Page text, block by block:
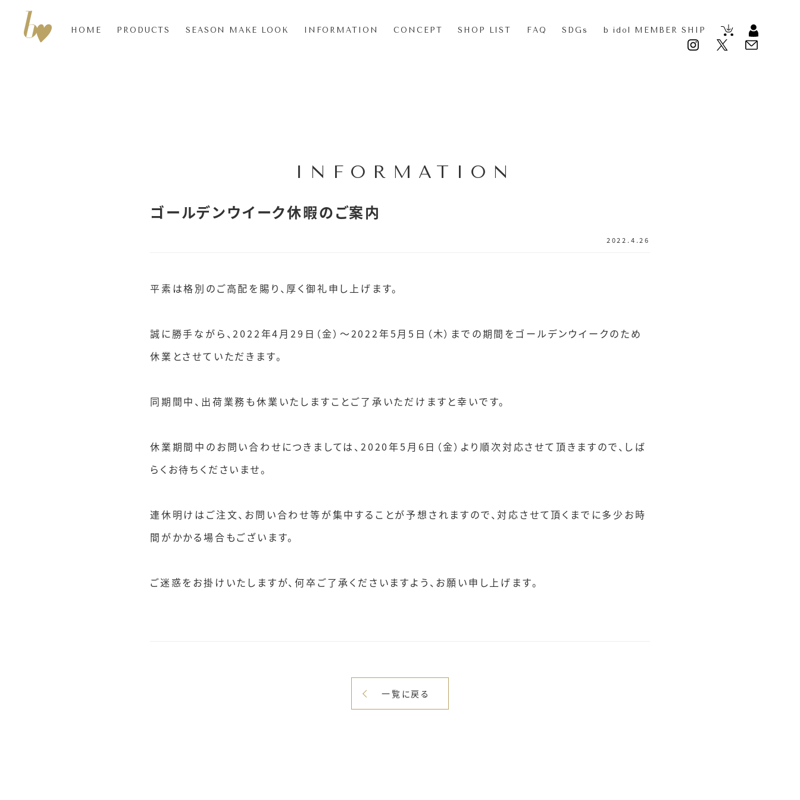
HOME PRODUCTS SEASON MAKE LOOK INFORMATION CONCEPT SHOP LIST FAQ SDGs b idol MEMBER SHIP
INFORMATION
ゴールデンウイーク休暇のご案内
2022.4.26
平素は格別のご高配を賜り、厚く御礼申し上げます。
誠に勝手ながら、2022年4月29日（金）～2022年5月5日（木）までの期間をゴールデンウイークのため
休業とさせていただきます。
同期間中、出荷業務も休業いたしますことご了承いただけますと幸いです。
休業期間中のお問い合わせにつきましては、2020年5月6日（金）より順次対応させて頂きますので、しば
らくお待ちくださいませ。
連休明けはご注文、お問い合わせ等が集中することが予想されますので、対応させて頂くまでに多少お時
間がかかる場合もございます。
ご迷惑をお掛けいたしますが、何卒ご了承くださいますよう、お願い申し上げます。
一覧に戻る